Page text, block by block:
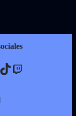
TikTok Twitch